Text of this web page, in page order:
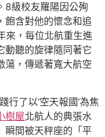
8級校友羅陽因公殉
飽含對他的懷念和追
來，每位北航重生進
動聽的旋律隨同著它
蕩，傳遞著寬大航空
行了以‘空天報國’為焦
樹屋北航人的典張水
瞬間被天秤座的「平